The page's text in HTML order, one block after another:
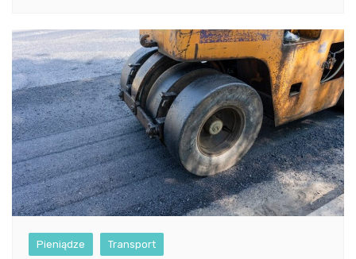
Pieniądze Transport